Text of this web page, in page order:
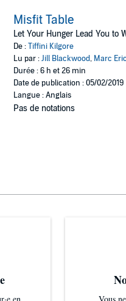
Misfit Table
Let Your Hunger Lead You to
De :Tiffini Kilgore
Lu par :Jill Blackwood, Marc Eric
Durée : 6 h et 26 min
Date de publication : 05/02/2019
Langue : Anglais
Pas de notations